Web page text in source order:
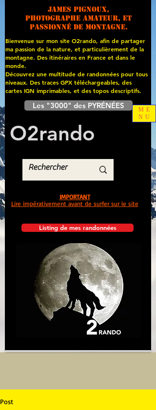
James PIGNOUX,
photographe amateur, et
passionné de montagne.
Bienvenue sur mon site O2rando, afin de partager
ma passion de la nature, et particulièrement de la
montagne. Des itinéraires en France et dans le
monde.
Découvrez une multitude de randonnées pour tous
niveaux. Des traces GPX téléchargeables, des
cartes IGN imprimables, et des topos descriptifs.
Les "3000" des PYRÉNÉES
O2rando
Listing de mes randonnées
IMPORTANT
Lire impérativement avant de surfer sur le site
ME
NU
Post